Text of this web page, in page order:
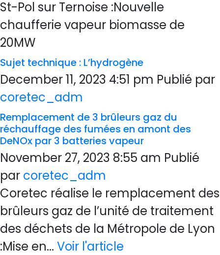
St-Pol sur Ternoise :Nouvelle
chaufferie vapeur biomasse de
20MW
Sujet technique : L’hydrogène
December 11, 2023 4:51 pm Publié par
coretec_adm
Remplacement de 3 brûleurs gaz du
réchauffage des fumées en amont des
DeNOx par 3 batteries vapeur
November 27, 2023 8:55 am Publié
par coretec_adm
Coretec réalise le remplacement des
brûleurs gaz de l’unité de traitement
des déchets de la Métropole de Lyon
:Mise en... Voir l'article